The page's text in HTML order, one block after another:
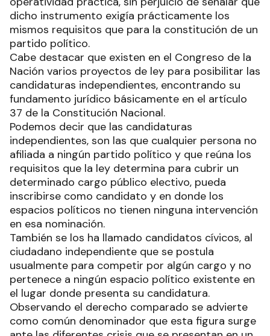
dicho instrumento exigía prácticamente los
mismos requisitos que para la constitución de un
partido político.
Cabe destacar que existen en el Congreso de la
Nación varios proyectos de ley para posibilitar las
candidaturas independientes, encontrando su
fundamento jurídico básicamente en el artículo
37 de la Constitución Nacional.
Podemos decir que las candidaturas
independientes, son las que cualquier persona no
afiliada a ningún partido político y que reúna los
requisitos que la ley determina para cubrir un
determinado cargo público electivo, pueda
inscribirse como candidato y en donde los
espacios políticos no tienen ninguna intervención
en esa nominación.
También se los ha llamado candidatos cívicos, al
ciudadano independiente que se postula
usualmente para competir por algún cargo y no
pertenece a ningún espacio político existente en
el lugar donde presenta su candidatura.
Observando el derecho comparado se advierte
como común denominador que esta figura surge